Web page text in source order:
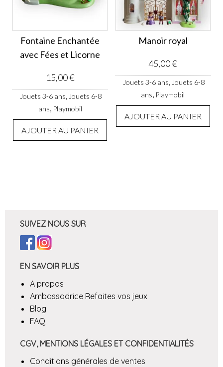
Fontaine Enchantée
avec Fées et Licorne
15,00€
Jouets 3-6 ans,Jouets 6-8
ans, Playmobil
AJOUTER AU PANIER
Manoir royal
45,00€
Jouets 3-6 ans,Jouets 6-8
ans, Playmobil
AJOUTER AU PANIER
SUIVEZ NOUS SUR
EN SAVOIR PLUS
A propos
Ambassadrice Refaites vos jeux
Blog
FAQ
CGV, MENTIONS LÉGALES ET CONFIDENTIALITÉS
Conditions générales de ventes